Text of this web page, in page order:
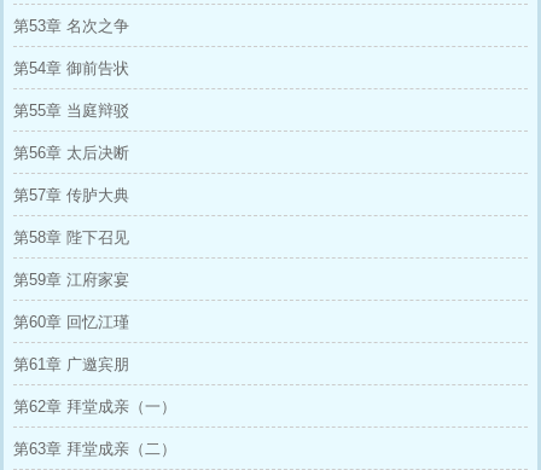
第53章 名次之争
第54章 御前告状
第55章 当庭辩驳
第56章 太后决断
第57章 传胪大典
第58章 陛下召见
第59章 江府家宴
第60章 回忆江瑾
第61章 广邀宾朋
第62章 拜堂成亲（一）
第63章 拜堂成亲（二）